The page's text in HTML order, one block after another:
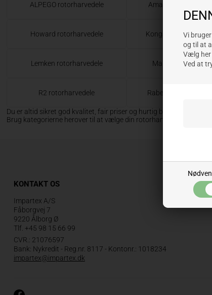
Vi
og til at
Vælg her
Ved at
ALPEGO rotorharvedele Amazone
Howard rotorharvedele Kongskilde
Lemken rotorharvedele Maletti
R2 rotorharvedele Rabewerk
Du er altid sikret god kvalitet, fair priser og hurtig betjening, når
Brug kategorierne herover til at vælge din rotorharves mærke, så
KONTAKT OS
Impartex A/S
Fåborgvej 7
9220 Ålborg Ø
Tlf. +45 98 15 66 99
CVR.: 21076597
Bank: Nykredit - Reg.nr. 8117 - Kontonr.: 1018234
impartex@impartex.dk